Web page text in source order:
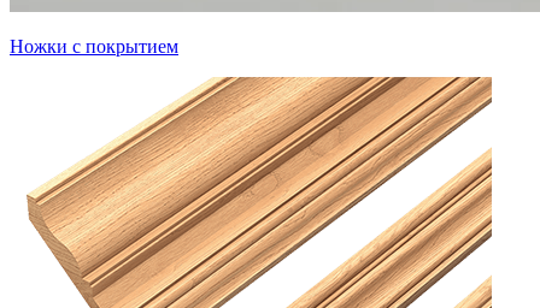
Ножки с покрытием